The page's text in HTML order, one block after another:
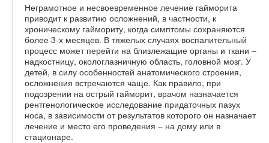
Неграмотное и несвоевременное лечение гайморита
приводит к развитию осложнений, в частности, к
хроническому гаймориту, когда симптомы сохраняются
более 3-х месяцев. В тяжелых случаях воспалительный
процесс может перейти на близлежащие органы и ткани –
надкостницу, окологлазничную область, головной мозг. У
детей, в силу особенностей анатомического строения,
осложнения встречаются чаще. Как правило, при
подозрении на острый гайморит, врачом назначается
рентгенологическое исследование придаточных пазух
носа, в зависимости от результатов которого он назначает
лечение и место его проведения – на дому или в
стационаре.